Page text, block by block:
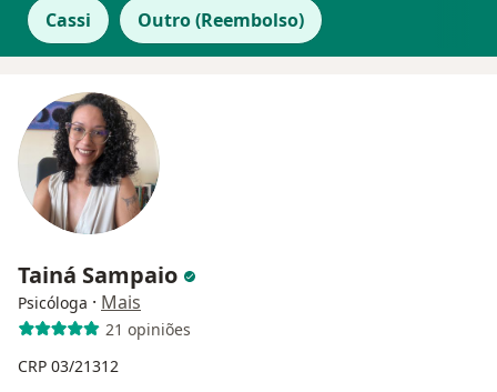
Cassi Outro (Reembolso)
Tainá Sampaio
Psicóloga · Mais
21 opiniões
CRP 03/21312